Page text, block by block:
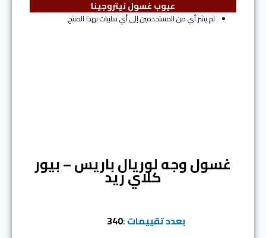
عيوب غسول نيتروجينا
لم يشر أي من المستخدمين إلى أي سلبيات بهذا المنتج.
غسول وجه لوريال باريس – بيور
كلاي ريد
بعدد تقييمات :340